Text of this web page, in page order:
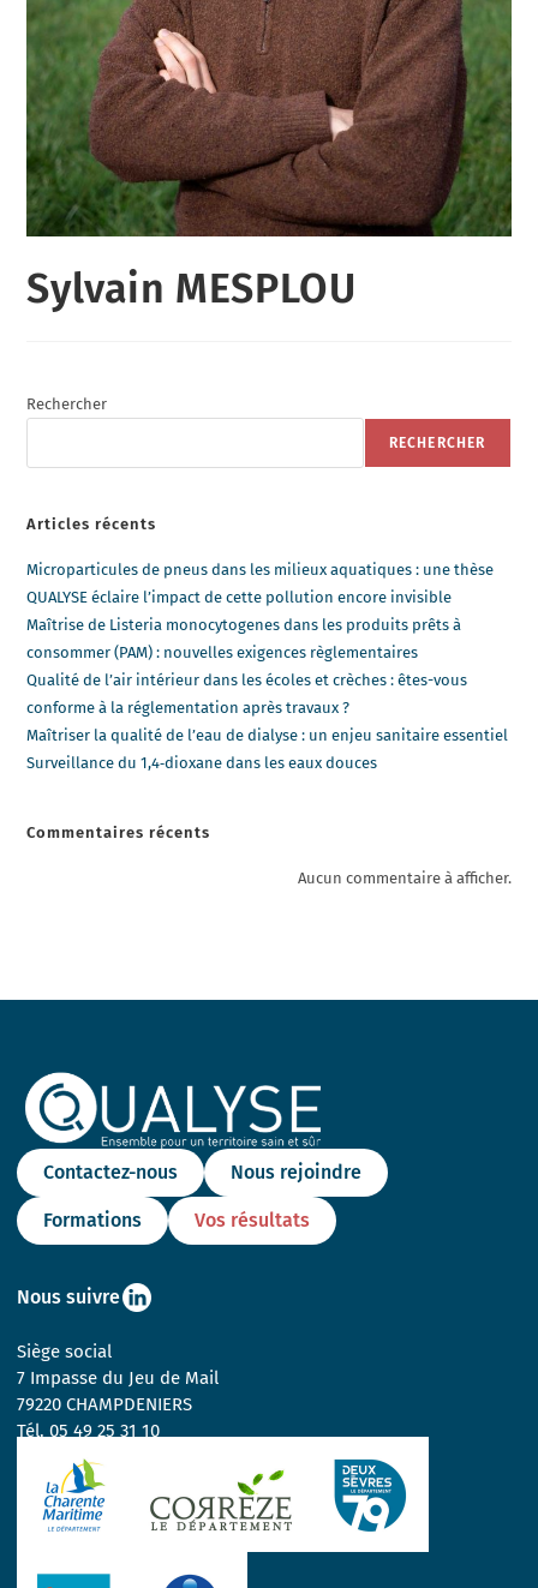
Sylvain MESPLOU
Rechercher
RECHERCHER
Articles récents
Microparticules de pneus dans les milieux aquatiques : une thèse
QUALYSE éclaire l’impact de cette pollution encore invisible
Maîtrise de Listeria monocytogenes dans les produits prêts à
consommer (PAM) : nouvelles exigences règlementaires
Qualité de l’air intérieur dans les écoles et crèches : êtes-vous
conforme à la réglementation après travaux ?
Maîtriser la qualité de l’eau de dialyse : un enjeu sanitaire essentiel
Surveillance du 1,4‑dioxane dans les eaux douces
Commentaires récents
Aucun commentaire à afficher.
Contactez-nous Nous rejoindre
Formations Vos résultats
Nous suivre
Siège social
7 Impasse du Jeu de Mail
79220 CHAMPDENIERS
Tél. 05 49 25 31 10